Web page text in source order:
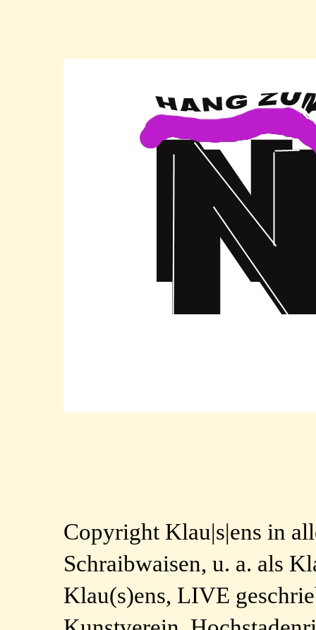
Copyright Klau|s|ens in
Schraibwaisen, u. a. als
Klau(s)ens, LIVE